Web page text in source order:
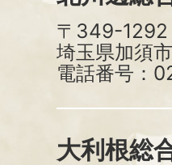
〒349-1292
埼玉県加須
電話番号：
大利根総